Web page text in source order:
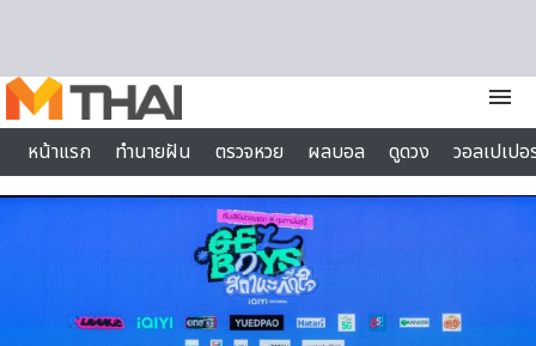
menu
หน้าแรก
ทำนายฝัน ตรวจหวย ผลบอล ดูดวง
วอลเปเป
ไลฟ์สไตล์